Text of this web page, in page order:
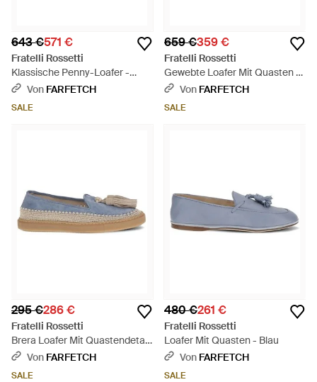
643 €571 €
Fratelli Rossetti
Klassische Penny-Loafer -
Braun
Von FARFETCH
SALE
659 €359 €
Fratelli Rossetti
Gewebte Loafer Mit Quasten -
WeißVon FARFETCH
SALE
295 €286 €
Fratelli Rossetti
Brera Loafer Mit Quastendetail
- Blau
Von FARFETCH
SALE
480 €261 €
Fratelli Rossetti
Loafer Mit Quasten - Blau
Von FARFETCH
SALE